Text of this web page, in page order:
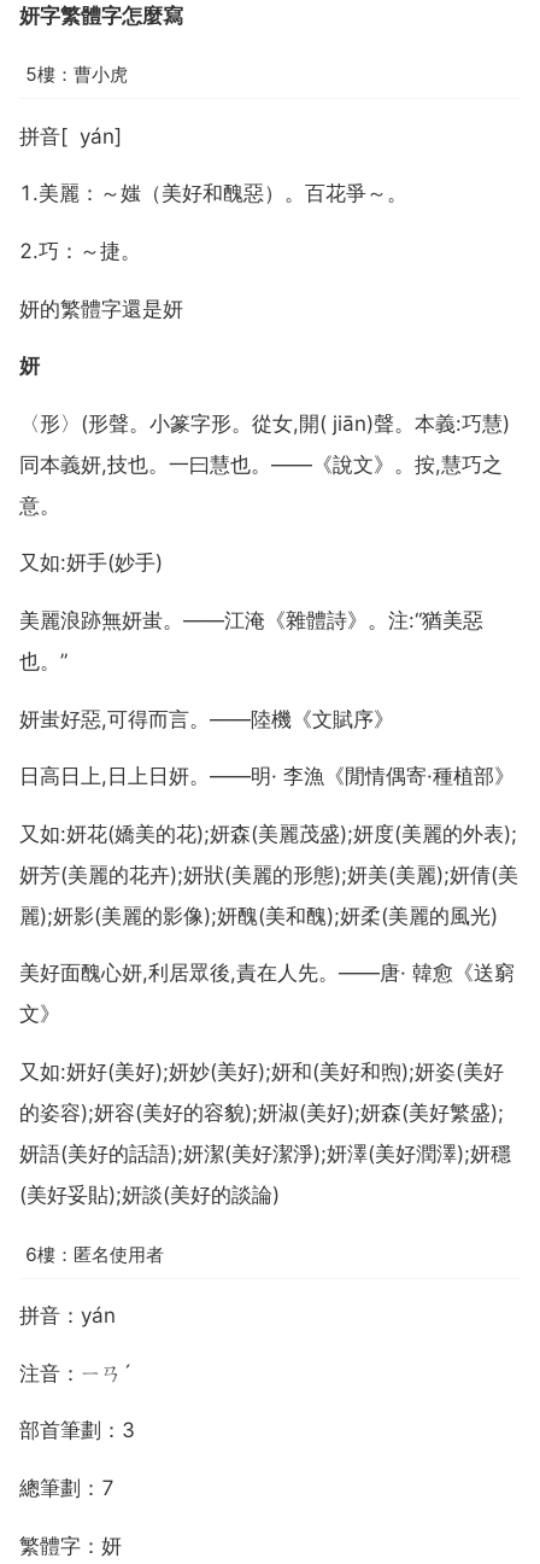
妍字繁體字怎麼寫
5樓：曹小虎
拼音[ yán]
1.美麗：～媸（美好和醜惡）。百花爭～。
2.巧：～捷。
妍的繁體字還是妍
妍
〈形〉(形聲。小篆字形。從女,開( jiān)聲。本義:巧慧)
同本義妍,技也。一曰慧也。——《說文》。按,慧巧之
意。
又如:妍手(妙手)
美麗浪跡無妍蚩。——江淹《雜體詩》。注:“猶美惡
也。”
妍蚩好惡,可得而言。——陸機《文賦序》
日高日上,日上日妍。——明· 李漁《閒情偶寄·種植部》
又如:妍花(嬌美的花);妍森(美麗茂盛);妍度(美麗的外表);
妍芳(美麗的花卉);妍狀(美麗的形態);妍美(美麗);妍倩(美
麗);妍影(美麗的影像);妍醜(美和醜);妍柔(美麗的風光)
美好面醜心妍,利居眾後,責在人先。——唐· 韓愈《送窮
文》
又如:妍好(美好);妍妙(美好);妍和(美好和煦);妍姿(美好
的姿容);妍容(美好的容貌);妍淑(美好);妍森(美好繁盛);
妍語(美好的話語);妍潔(美好潔淨);妍澤(美好潤澤);妍穩
(美好妥貼);妍談(美好的談論)
6樓：匿名使用者
拼音：yán
注音：ㄧㄢˊ
部首筆劃：3
總筆劃：7
繁體字：妍